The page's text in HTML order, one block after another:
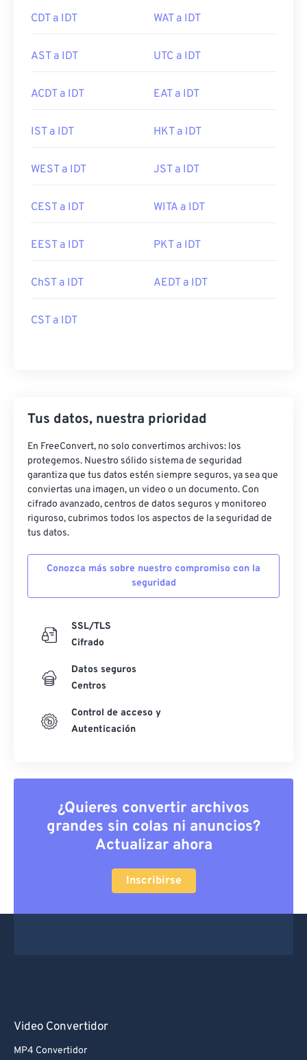
CDT a IDT WAT a IDT
AST a IDT UTC a IDT
ACDT a IDT EAT a IDT
IST a IDT HKT a IDT
WEST a IDT JST a IDT
CEST a IDT WITA a IDT
EEST a IDT PKT a IDT
ChST a IDT AEDT a IDT
CST a IDT
Tus datos, nuestra prioridad
En FreeConvert, no solo convertimos archivos: los
protegemos. Nuestro sólido sistema de seguridad
garantiza que tus datos estén siempre seguros, ya sea que
conviertas una imagen, un video o un documento. Con
cifrado avanzado, centros de datos seguros y monitoreo
riguroso, cubrimos todos los aspectos de la seguridad de
tus datos.
Conozca más sobre nuestro compromiso con la
seguridad
SSL/TLS
Cifrado
Datos seguros
Centros
Control de acceso y
Autenticación
¿Quieres convertir archivos
grandes sin colas ni anuncios?
Actualizar ahora
Inscribirse
Video Convertidor
MP4 Convertidor